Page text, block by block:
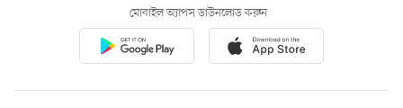
মোবাইল অ্যাপস ডাউনলোড করুন